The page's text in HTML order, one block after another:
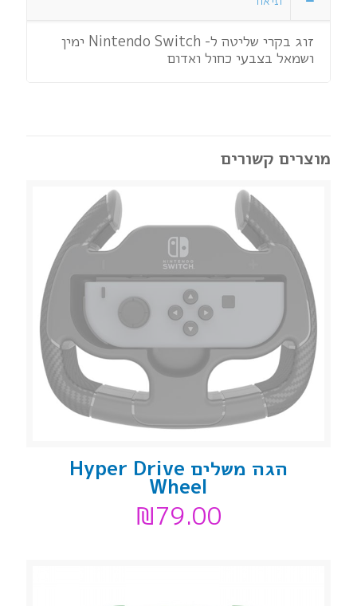
זוג בקרי שליטה ל- Nintendo Switch ימין
ושמאל בצבעי כחול ואדום
מוצרים קשורים
הגה משלים Hyper Drive
Wheel
₪79.00